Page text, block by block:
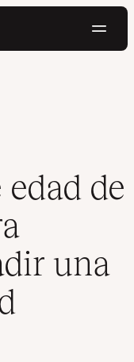
para ayudarte
de
una